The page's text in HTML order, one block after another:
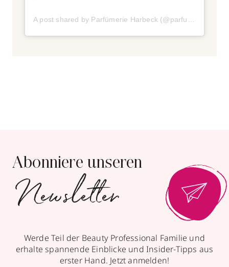
Abonniere unseren
Newsletter
Werde Teil der Beauty Professional Familie und
erhalte spannende Einblicke und Insider-Tipps aus
erster Hand. Jetzt anmelden!